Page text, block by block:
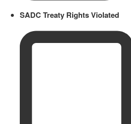
SADC Treaty Rights Violated